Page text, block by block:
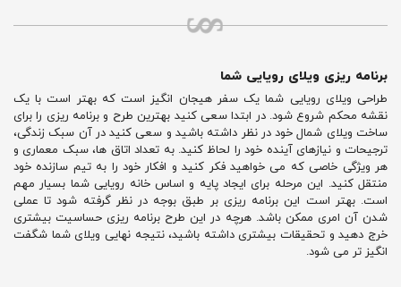
برنامه ریزی ویلای رویایی شما
طراحی ویلای رویایی شما یک سفر هیجان انگیز است که بهتر است با یک
نقشه محکم شروع شود. در ابتدا سعی کنید بهترین طرح و برنامه ریزی را برای
ساخت ویلای شمال خود در نظر داشته باشید و سعی کنید در آن سبک زندگی،
ترجیحات و نیازهای آینده خود را لحاظ کنید. به تعداد اتاق ها، سبک معماری و
هر ویژگی خاصی که می خواهید فکر کنید و افکار خود را به تیم سازنده خود
منتقل کنید. این مرحله برای ایجاد پایه و اساس خانه رویایی شما بسیار مهم
است. بهتر است این برنامه ریزی بر طبق بوجه در نظر گرفته شود تا عملی
شدن آن امری ممکن باشد. هرچه در این طرح برنامه ریزی حساسیت بیشتری
خرج دهید و تحقیقات بیشتری داشته باشید، نتیجه نهایی ویلای شما شگفت
انگیز تر می شود.